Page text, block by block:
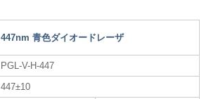
447nm 青色ダイオードレーザ​
PGL-V-H-447
447±10